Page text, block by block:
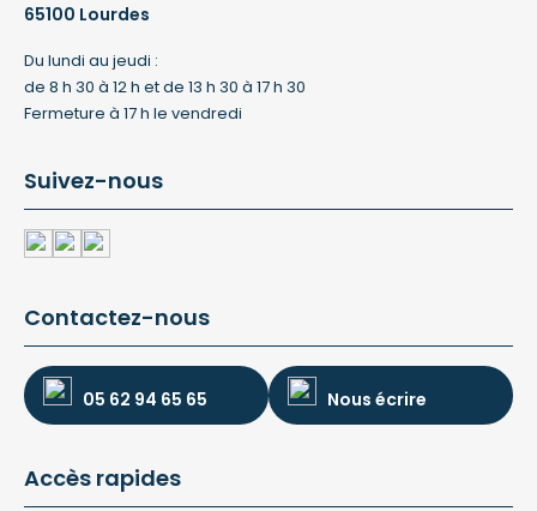
65100 Lourdes
Du lundi au jeudi :
de 8 h 30 à 12 h et de 13 h 30 à 17 h 30
Fermeture à 17 h le vendredi
Suivez-nous
Contactez-nous
05 62 94 65 65 Nous écrire
Accès rapides